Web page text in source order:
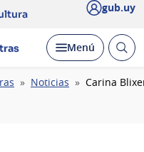
gub.uy
Desplegar
Menú Abrir
Noticias Carina